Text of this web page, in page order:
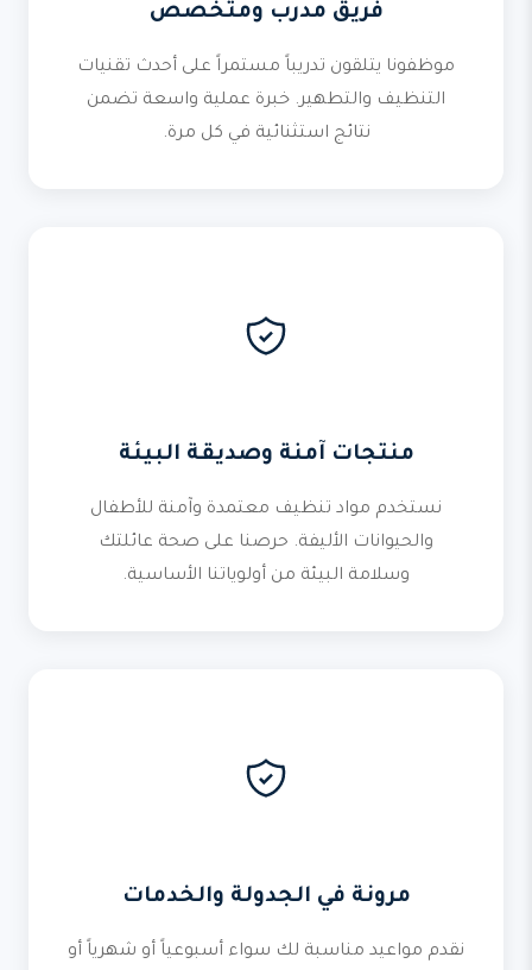
فريق مدرب ومتخصص
موظفونا يتلقون تدريباً مستمراً على أحدث تقنيات
التنظيف والتطهير. خبرة عملية واسعة تضمن
نتائج استثنائية في كل مرة.
منتجات آمنة وصديقة البيئة
نستخدم مواد تنظيف معتمدة وآمنة للأطفال
والحيوانات الأليفة. حرصنا على صحة عائلتك
وسلامة البيئة من أولوياتنا الأساسية.
مرونة في الجدولة والخدمات
نقدم مواعيد مناسبة لك سواء أسبوعياً أو شهرياً أو